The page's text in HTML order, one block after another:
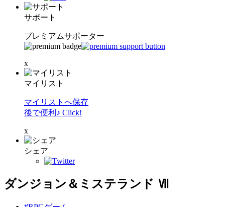
サポート
プレミアムサポーター
x
マイリスト
マイリストへ保存
後で便利♪ Click!
x
シェア
ダンジョン＆ミステランド Ⅶ